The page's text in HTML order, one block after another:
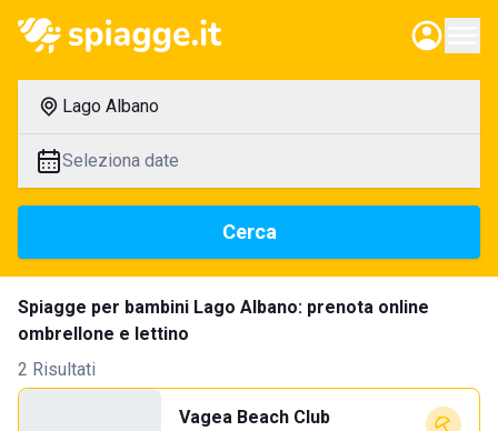
Lago Albano
Seleziona date
Cerca
Spiagge per bambini Lago Albano: prenota online
ombrellone e lettino
2 Risultati
Vagea Beach Club